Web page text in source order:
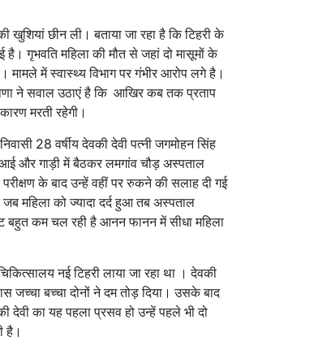
खुशियां छीन ली। बताया जा रहा है कि टिहरी के
है। गृभवति महिला की मौत से जहां दो मासूमों के
में स्वास्थ्य विभाग पर गंभीर आरोप लगे है।
ने सवाल उठाएं है कि आखिर कब तक प्रताप
मरती रहेगी।
28 वर्षीय देवकी देवी पत्नी जगमोहन सिंह
और गाड़ी में बैठकर लमगांव चौड़ अस्पताल
के बाद उन्हें वहीं पर रुकने की सलाह दी गई
महिला को ज्यादा दर्द हुआ तब अस्पताल
बहुत कम चल रही है आनन फानन में सीधा महिला
नई टिहरी लाया जा रहा था । देवकी
जच्चा बच्चा दोनों ने दम तोड़ दिया। उसके बाद
देवी का यह पहला प्रसव हो उन्हें पहले भी दो
है।